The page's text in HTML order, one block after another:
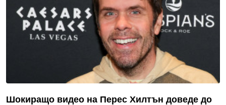
Шокиращо видео на Перес Хилтън доведе до